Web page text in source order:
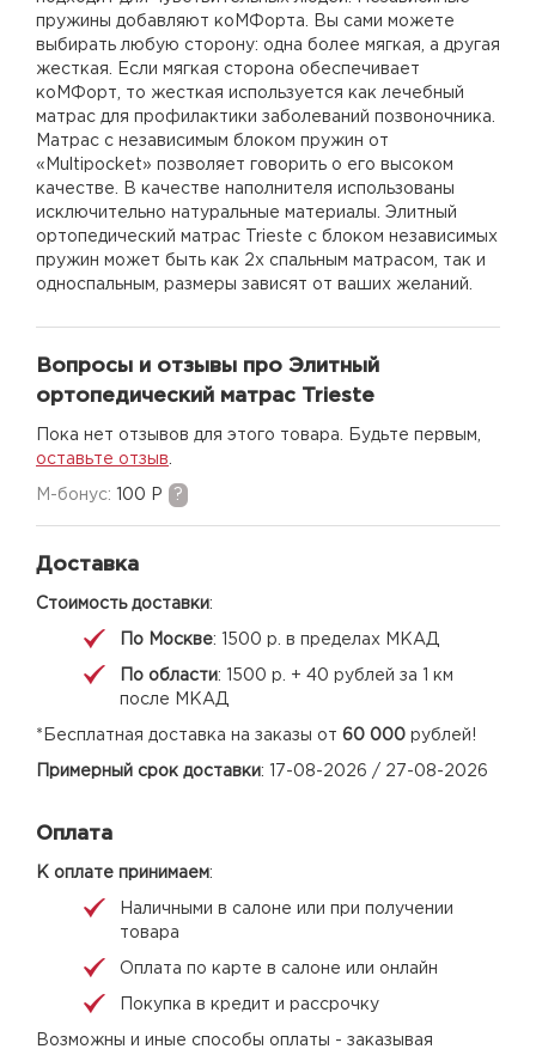
пружины добавляют коМФорта. Вы сами можете
выбирать любую сторону: одна более мягкая, а другая
жесткая. Если мягкая сторона обеспечивает
коМФорт, то жесткая используется как лечебный
матрас для профилактики заболеваний позвоночника.
Матрас с независимым блоком пружин от
«Multipocket» позволяет говорить о его высоком
качестве. В качестве наполнителя использованы
исключительно натуральные материалы. Элитный
ортопедический матрас Trieste с блоком независимых
пружин может быть как 2х спальным матрасом, так и
односпальным, размеры зависят от ваших желаний.
Вопросы и отзывы про Элитный
ортопедический матрас Trieste
Пока нет отзывов для этого товара. Будьте первым,
оставьте отзыв
M-бонус: 100 Р ?
Доставка
Стоимость доставки:
По Москве: 1500 р. в пределах МКАД
По области: 1500 р. + 40 рублей за 1 км
после МКАД
*Бесплатная доставка на заказы от 60 000 рублей!
Примерный срок доставки: 17-08-2026 / 27-08-2026
Оплата
К оплате принимаем:
Наличными в салоне или при получении
товара
Оплата по карте в салоне или онлайн
Покупка в кредит и рассрочку
Возможны и иные способы оплаты - заказывая